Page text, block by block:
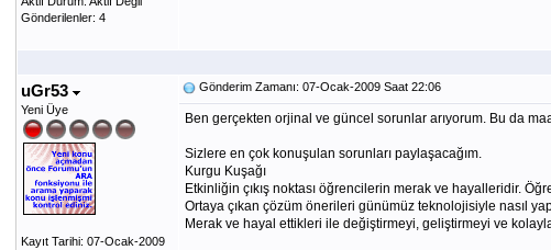
Gönderilenler: 4
uGr53
Yeni Üye
Kayıt Tarihi: 07-Ocak-2009
Gönderim Zamanı: 07-Ocak-2009 Saat 22:06
Ben gerçekten orjinal ve güncel sorunlar arıyorum. Bu da
Sizlere en çok konuşulan sorunları paylaşacağım.
Kurgu Kuşağı
Etkinliğin çıkış noktası öğrencilerin merak ve hayalleridir.
Ortaya çıkan çözüm önerileri günümüz teknolojisiyle nasıl
Merak ve hayal ettikleri ile değiştirmeyi, geliştirmeyi ve